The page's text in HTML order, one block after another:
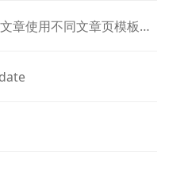
WordPress不同分类下的文章使用不同文章页模板样式